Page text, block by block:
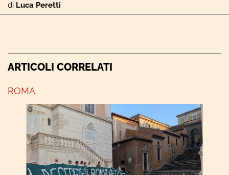
di Luca Peretti
ARTICOLI CORRELATI
ROMA